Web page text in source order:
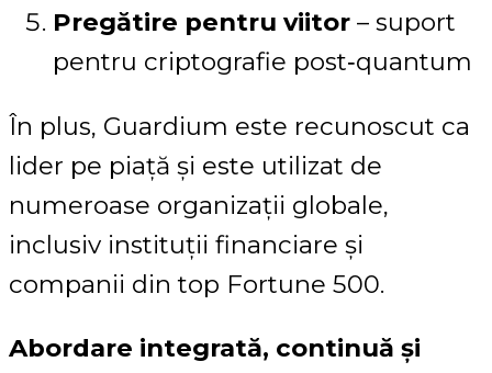
Pregătire pentru viitor – suport
pentru criptografie post‑quantum
În plus, Guardium este recunoscut ca
lider pe piață și este utilizat de
numeroase organizații globale,
inclusiv instituții financiare și
companii din top Fortune 500.
Abordare integrată, continuă și